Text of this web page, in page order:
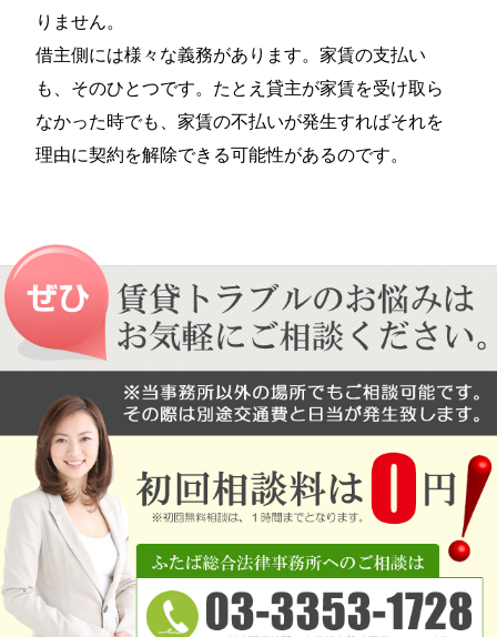
りません。
借主側には様々な義務があります。家賃の支払い
も、そのひとつです。たとえ貸主が家賃を受け取ら
なかった時でも、家賃の不払いが発生すればそれを
理由に契約を解除できる可能性があるのです。